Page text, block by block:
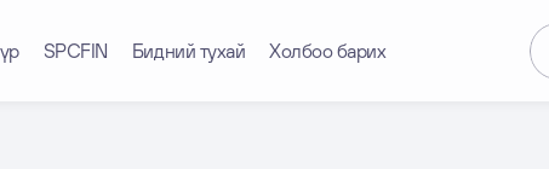
SPCFIN Бидний тухай Холбоо барих